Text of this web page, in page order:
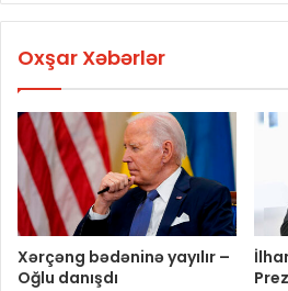
Oxşar Xəbərlər
Xərçəng bədəninə yayılır –
Oğlu danışdı